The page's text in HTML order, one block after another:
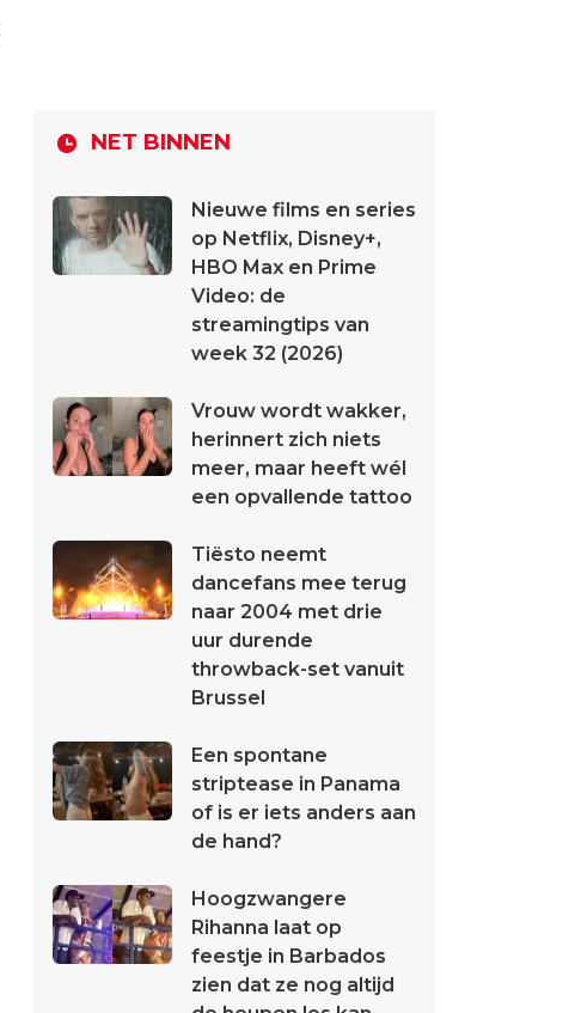
NET BINNEN
Nieuwe films en series
op Netflix, Disney+,
HBO Max en Prime
Video: de
streamingtips van
week 32 (2026)
Vrouw wordt wakker,
herinnert zich niets
meer, maar heeft wél
een opvallende tattoo
Tiësto neemt
dancefans mee terug
naar 2004 met drie
uur durende
throwback-set vanuit
Brussel
Een spontane
striptease in Panama
of is er iets anders aan
de hand?
Hoogzwangere
Rihanna laat op
feestje in Barbados
zien dat ze nog altijd